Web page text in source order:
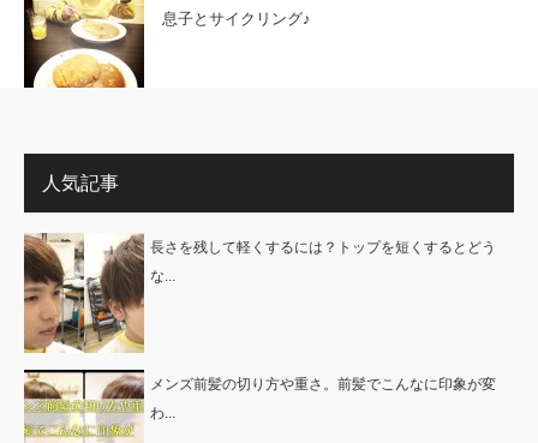
息子とサイクリング♪
人気記事
長さを残して軽くするには？トップを短くするとどう
な...
メンズ前髪の切り方や重さ。前髪でこんなに印象が変
わ...